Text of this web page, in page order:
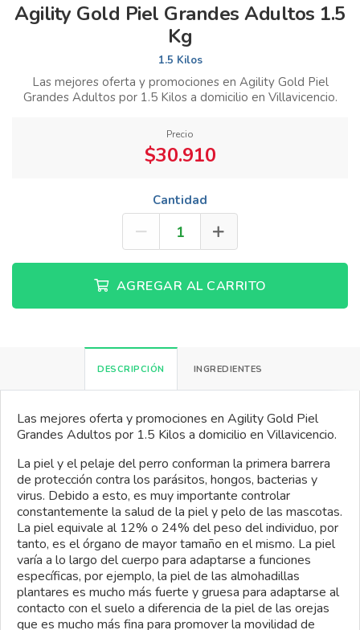
Agility Gold Piel Grandes Adultos 1.5
Kg
1.5 Kilos
Las mejores oferta y promociones en Agility Gold Piel
Grandes Adultos por 1.5 Kilos a domicilio en Villavicencio.
Precio
$30.910
Cantidad
AGREGAR AL CARRITO
DESCRIPCIÓN INGREDIENTES
Las mejores oferta y promociones en Agility Gold Piel
Grandes Adultos por 1.5 Kilos a domicilio en Villavicencio.
La piel y el pelaje del perro conforman la primera barrera
de protección contra los parásitos, hongos, bacterias y
virus. Debido a esto, es muy importante controlar
constantemente la salud de la piel y pelo de las mascotas.
La piel equivale al 12% o 24% del peso del individuo, por
tanto, es el órgano de mayor tamaño en el mismo. La piel
varía a lo largo del cuerpo para adaptarse a funciones
específicas, por ejemplo, la piel de las almohadillas
plantares es mucho más fuerte y gruesa para adaptarse al
contacto con el suelo a diferencia de la piel de las orejas
que es mucho más fina para promover la movilidad de